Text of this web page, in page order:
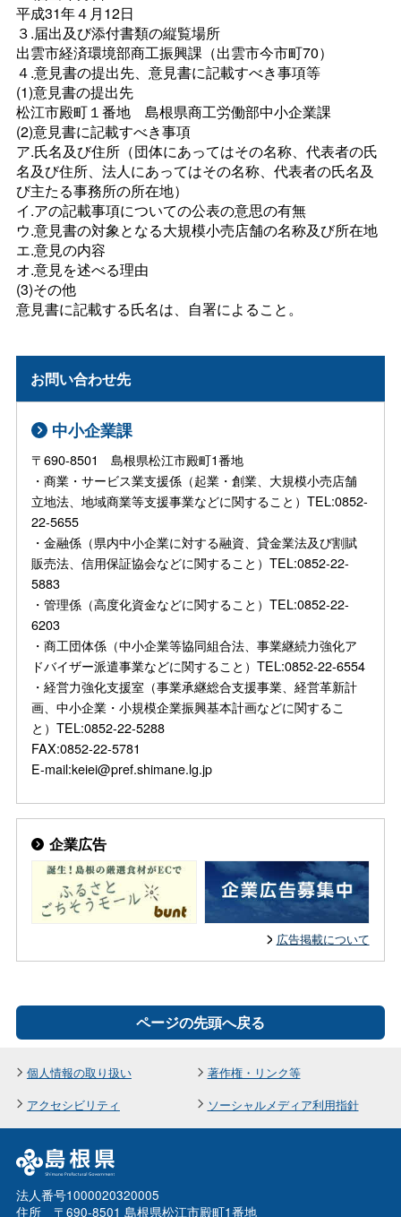
平成31年４月12日
３.届出及び添付書類の縦覧場所
出雲市経済環境部商工振興課（出雲市今市町70）
４.意見書の提出先、意見書に記載すべき事項等
(1)意見書の提出先
松江市殿町１番地 島根県商工労働部中小企業課
(2)意見書に記載すべき事項
ア.氏名及び住所（団体にあってはその名称、代表者の氏
名及び住所、法人にあってはその名称、代表者の氏名及
び主たる事務所の所在地）
イ.アの記載事項についての公表の意思の有無
ウ.意見書の対象となる大規模小売店舗の名称及び所在地
エ.意見の内容
オ.意見を述べる理由
(3)その他
意見書に記載する氏名は、自署によること。
お問い合わせ先
中小企業課
〒690-8501 島根県松江市殿町1番地
・商業・サービス業支援係（起業・創業、大規模小売店舗
立地法、地域商業等支援事業などに関すること）TEL:0852-
22-5655
・金融係（県内中小企業に対する融資、貸金業法及び割賦
販売法、信用保証協会などに関すること）TEL:0852-22-
5883
・管理係（高度化資金などに関すること）TEL:0852-22-
6203
・商工団体係（中小企業等協同組合法、事業継続力強化ア
ドバイザー派遣事業などに関すること）TEL:0852-22-6554
・経営力強化支援室（事業承継総合支援事業、経営革新計
画、中小企業・小規模企業振興基本計画などに関するこ
と）TEL:0852-22-5288
FAX:0852-22-5781
E-mail:keiei@pref.shimane.lg.jp
企業広告
広告掲載について
ページの先頭へ戻る
個人情報の取り扱い
著作権・リンク等
アクセシビリティ
ソーシャルメディア利用指針
法人番号1000020320005
住所 〒690-8501 島根県松江市殿町1番地